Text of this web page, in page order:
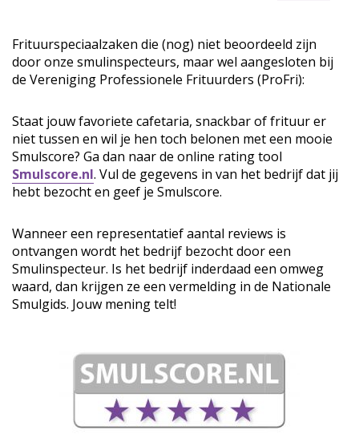
Frituurspeciaalzaken die (nog) niet beoordeeld zijn
door onze smulinspecteurs, maar wel aangesloten bij
de Vereniging Professionele Frituurders (ProFri):
Staat jouw favoriete cafetaria, snackbar of frituur er
niet tussen en wil je hen toch belonen met een mooie
Smulscore? Ga dan naar de online rating tool
Smulscore.nl. Vul de gegevens in van het bedrijf dat jij
hebt bezocht en geef je Smulscore.
Wanneer een representatief aantal reviews is
ontvangen wordt het bedrijf bezocht door een
Smulinspecteur. Is het bedrijf inderdaad een omweg
waard, dan krijgen ze een vermelding in de Nationale
Smulgids. Jouw mening telt!